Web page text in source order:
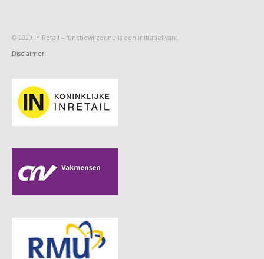
© 2020 In Retail – functiewijzer.nu is een initiatief van:
Disclaimer